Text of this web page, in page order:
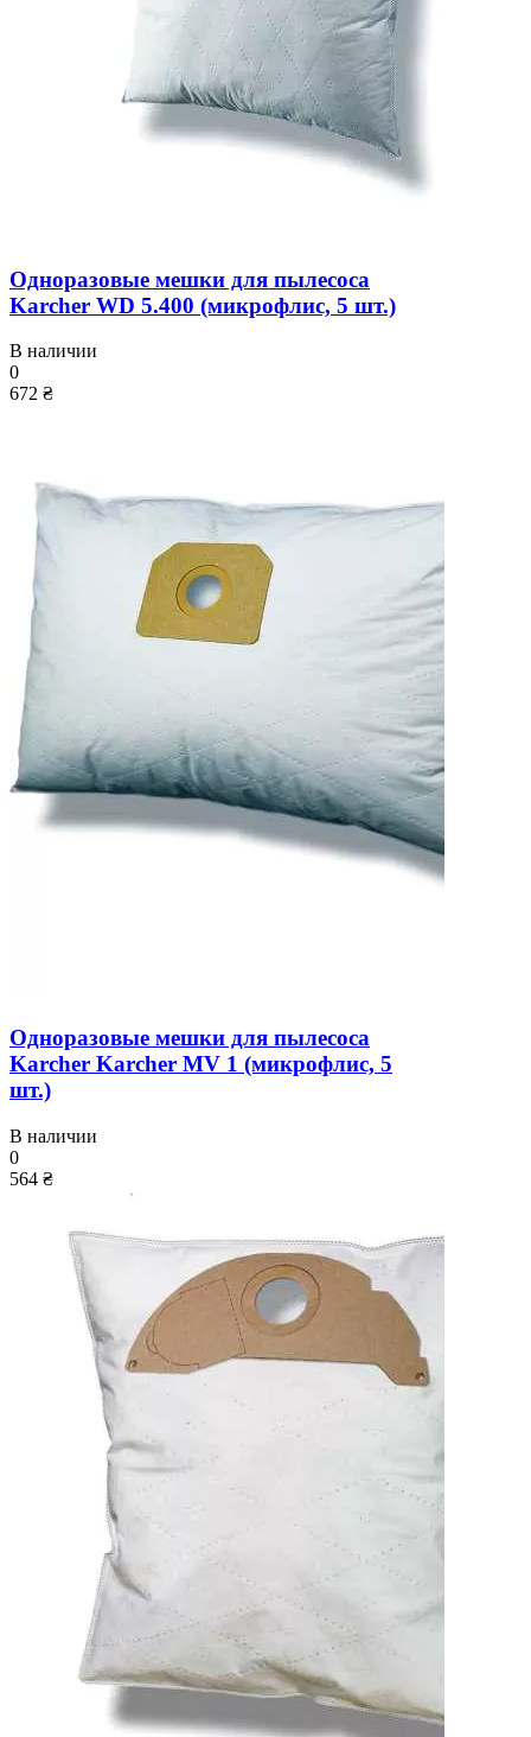
Одноразовые мешки для пылесоса
Karcher WD 5.400 (микрофлис, 5 шт.)
В наличии
0
672 ₴
Одноразовые мешки для пылесоса
Karcher Karcher MV 1 (микрофлис, 5
шт.)
В наличии
0
564 ₴